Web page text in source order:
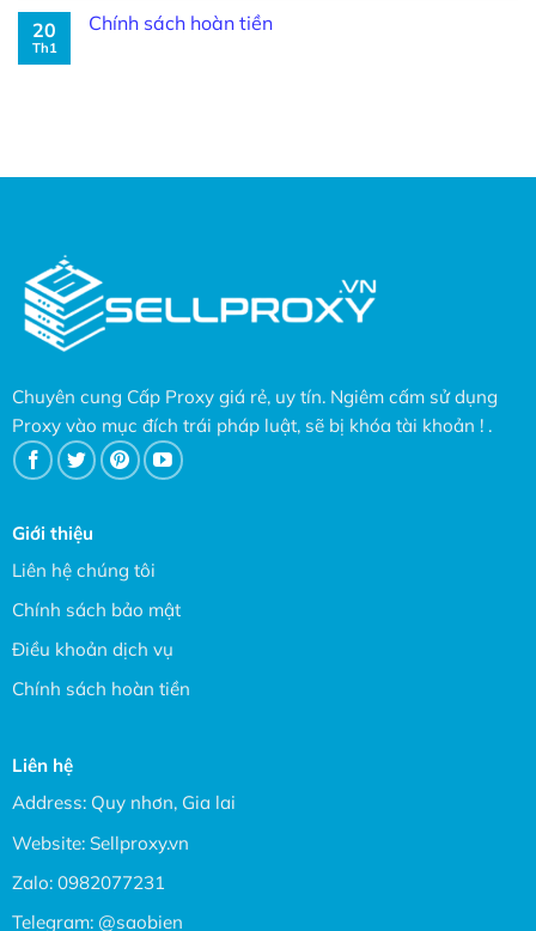
20
Th1
Chính sách hoàn tiền
Chuyên cung Cấp Proxy giá rẻ, uy tín. Ngiêm cấm sử dụng
Proxy vào mục đích trái pháp luật, sẽ bị khóa tài khoản ! .
Giới thiệu
Liên hệ chúng tôi
Chính sách bảo mật
Điều khoản dịch vụ
Chính sách hoàn tiền
Liên hệ
Address: Quy nhơn, Gia lai
Website: Sellproxy.vn
Zalo: 0982077231
Telegram: @saobien